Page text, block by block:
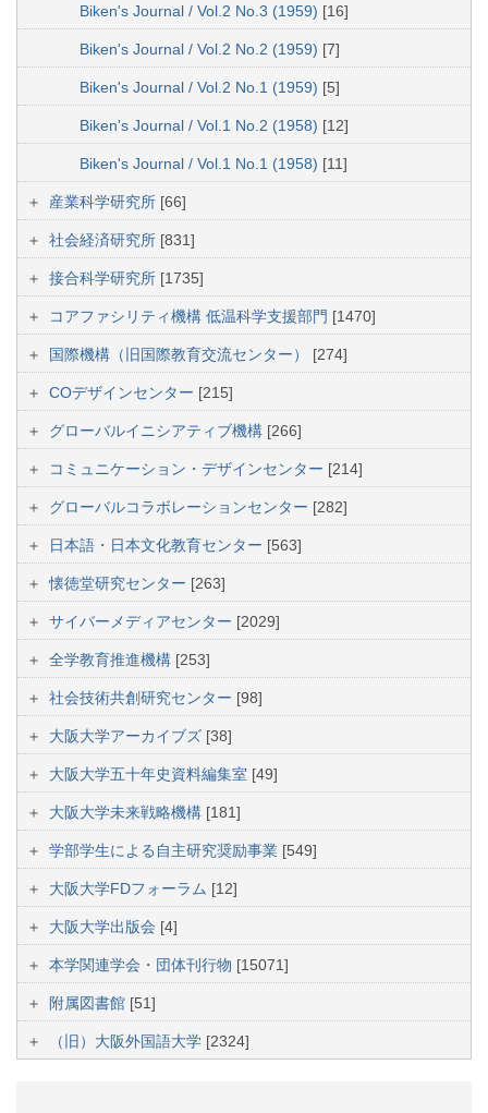
Biken's Journal / Vol.2 No.3 (1959) [16]
Biken's Journal / Vol.2 No.2 (1959) [7]
Biken's Journal / Vol.2 No.1 (1959) [5]
Biken's Journal / Vol.1 No.2 (1958) [12]
Biken's Journal / Vol.1 No.1 (1958) [11]
産業科学研究所 [66]
社会経済研究所 [831]
接合科学研究所 [1735]
コアファシリティ機構 低温科学支援部門 [1470]
国際機構（旧国際教育交流センター） [274]
COデザインセンター [215]
グローバルイニシアティブ機構 [266]
コミュニケーション・デザインセンター [214]
グローバルコラボレーションセンター [282]
日本語・日本文化教育センター [563]
懐徳堂研究センター [263]
サイバーメディアセンター [2029]
全学教育推進機構 [253]
社会技術共創研究センター [98]
大阪大学アーカイブズ [38]
大阪大学五十年史資料編集室 [49]
大阪大学未来戦略機構 [181]
学部学生による自主研究奨励事業 [549]
大阪大学FDフォーラム [12]
大阪大学出版会 [4]
本学関連学会・団体刊行物 [15071]
附属図書館 [51]
（旧）大阪外国語大学 [2324]